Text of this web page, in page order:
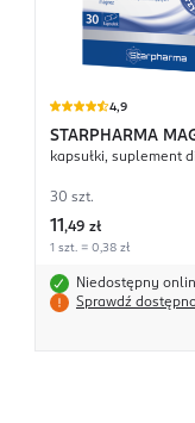
4,9
STARPHARMA
kapsułki, suplement
30 szt.
11 ,49 zł
1 szt. = 0,38 zł
Niedostępny
Sprawdź